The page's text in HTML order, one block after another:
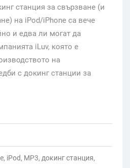
станция за свързване (и
на iPod/iPhone са вече
и едва ли могат да
iLuv, която е
на
с докинг станции за
, iPod, MP3, докинг станция,